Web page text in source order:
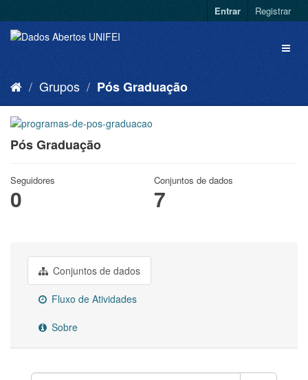
Entrar Registrar
Grupos Pós Graduação
Pós Graduação
Seguidores
0
Conjuntos de dados
7
Conjuntos de dados
Fluxo de Atividades
Sobre